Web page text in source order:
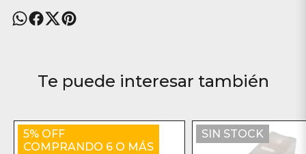
Te puede interesar también
5% OFF
COMPRANDO 6 O MÁS
SIN STOCK